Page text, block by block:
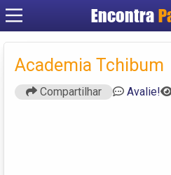
Encontra
Criar
Academia Tchibum
Compartilhar Avalie!